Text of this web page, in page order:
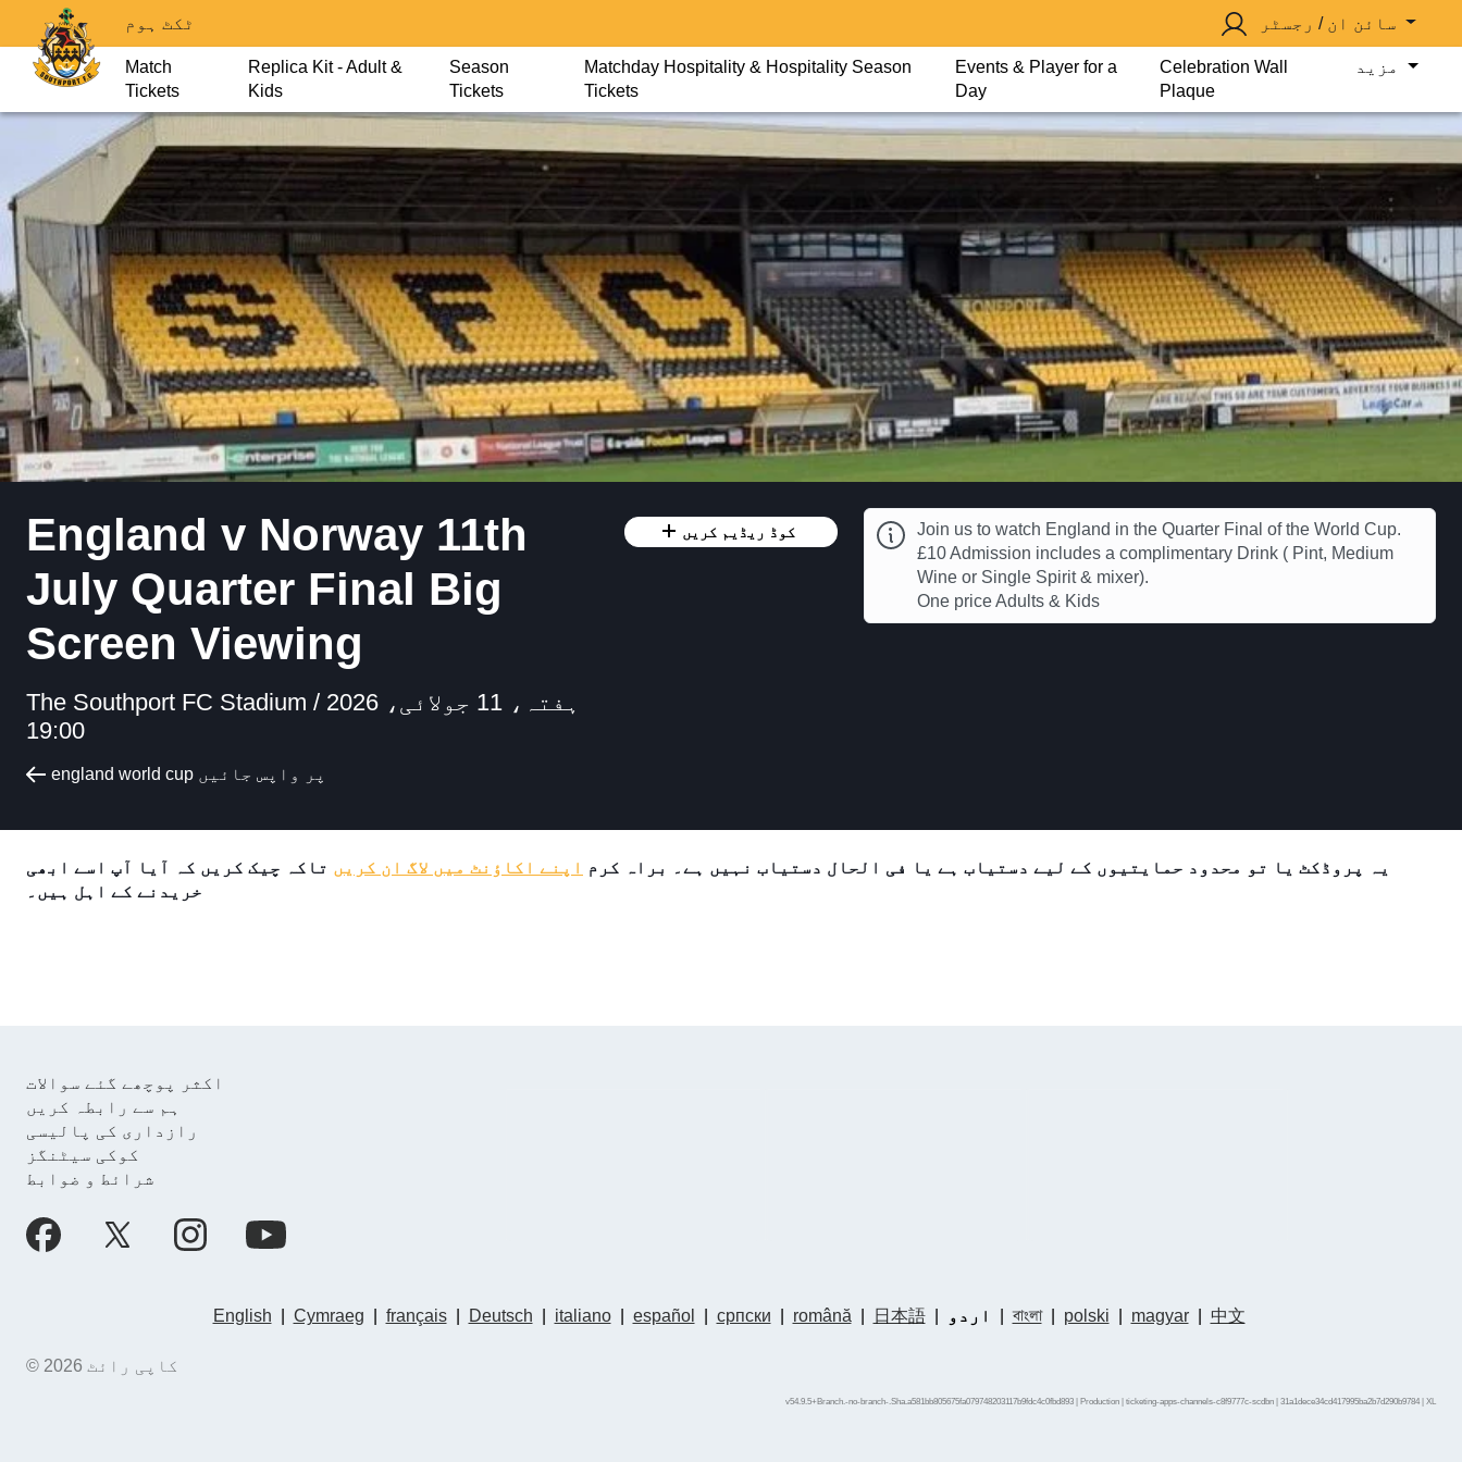
ٹکٹ ہوم
Match
Tickets
Replica Kit - Adult &
Kids
Season
Tickets
Matchday Hospitality & Hospitality Season
Tickets
Events & Player for a
Day
Celebration Wall
Plaque
England v Norway 11th
July Quarter Final Big
Screen Viewing
The Southport FC Stadium / ہفتہ، 11 جولائی، 2026
19:00
england world cup پر واپس جائیں
کوڈ ریڈیم کریں
Join us to watch England in the Quarter Final of the World Cup.
£10 Admission includes a complimentary Drink ( Pint, Medium
Wine or Single Spirit & mixer).
One price Adults & Kids
یہ پروڈکٹ یا تو محدود حمایتیوں کے لیے دستیاب ہے یا فی الحال دستیاب نہیں ہے۔ براہ کرم اپنے اکاؤنٹ میں لاگ ان کریں تاکہ چیک کریں کہ آیا آپ اسے ابھی
خریدنے کے اہل ہیں۔
اکثر پوچھے گئے سوالات
ہم سے رابطہ کریں
رازداری کی پالیسی
کوکی سیٹنگز
شرائط و ضوابط
English Cymraeg français| Deutsch italiano| español српски română 日本語| اردو বাংলা| polski magyar| 中文
© کاپی رائٹ 2026
v54.9.5+Branch.-no-branch-.Sha.a581bb805675fa079748203117b9fdc4c0fbd893 | Production | ticketing-apps-channels-c8f9777c-scdbn | 31a1dece34cd417995ba2b7d290b9784 | XL